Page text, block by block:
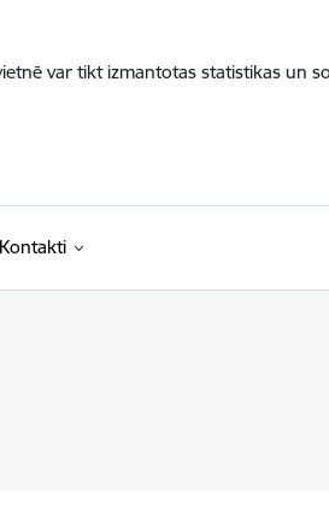
var tikt izmantotas statistikas un
Kontakti